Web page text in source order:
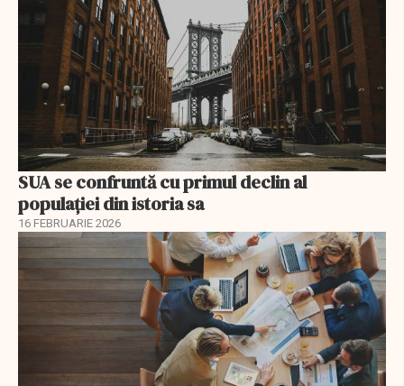
SUA se confruntă cu primul declin al
populației din istoria sa
16 FEBRUARIE 2026